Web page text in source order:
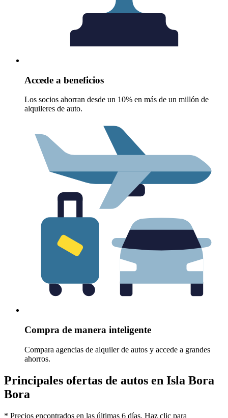
Accede a beneficios
Los socios ahorran desde un 10% en más de un millón de
alquileres de auto.
Compra de manera inteligente
Compara agencias de alquiler de autos y accede a grandes
ahorros.
Principales ofertas de autos en Isla Bora
Bora
* Precios encontrados en las últimas 6 días. Haz clic para